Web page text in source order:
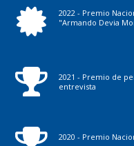
2022 - Premio
"Armando Devia
2021 - Premio de
entrevista
2020 - Premio